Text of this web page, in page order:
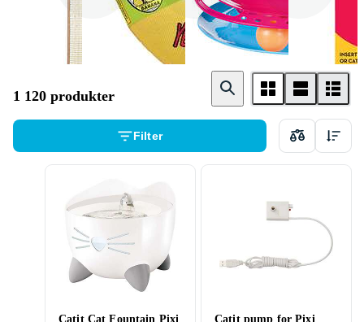
Kloretre Med kattemynte Interaktive
1 120 produkter
Filter
Catit Cat Fountain Pixi
Catit pump for Pixi